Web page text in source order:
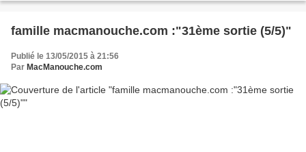
famille macmanouche.com :"31ème sortie (5/5)"
Publié le 13/05/2015 à 21:56
Par MacManouche.com